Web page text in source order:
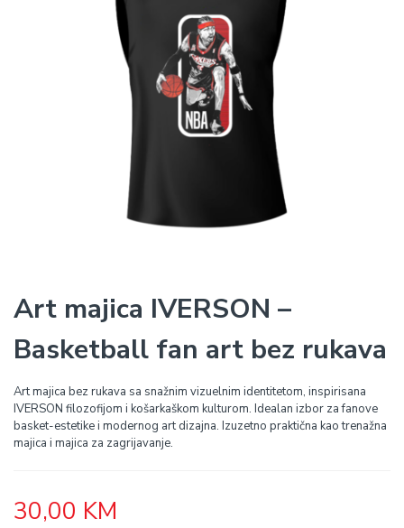
Art majica IVERSON –
Basketball fan art bez rukava
Art majica bez rukava sa snažnim vizuelnim identitetom, inspirisana
IVERSON filozofijom i košarkaškom kulturom. Idealan izbor za fanove
basket-estetike i modernog art dizajna. Izuzetno praktična kao trenažna
majica i majica za zagrijavanje.
30,00 KM